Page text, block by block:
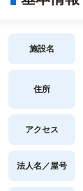
施設名
住所
アクセス
法人名／屋号